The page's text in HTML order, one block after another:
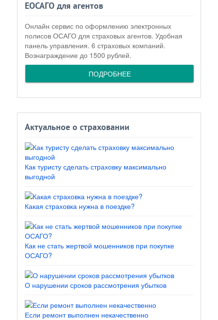
ЕОСАГО для агентов
Онлайн сервис по оформлению электронных
полисов ОСАГО для страховых агентов. Удобная
панель управления. 6 страховых компаний.
Вознаграждение до 1500 рублей.
ПОДРОБНЕЕ
Актуальное о страховании
Как туристу сделать страховку максимально
выгодной
Какая страховка нужна в поездке?
Как не стать жертвой мошенников при покупке
ОСАГО?
О нарушении сроков рассмотрения убытков
Если ремонт выполнен некачественно